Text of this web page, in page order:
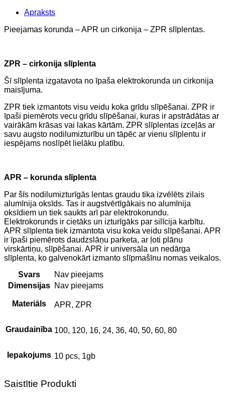
Apraksts
Pieejamas korunda – APR un cirkonija – ZPR slīplentas.
ZPR – cirkonija slīplenta
Šī slīplenta izgatavota no īpaša elektrokorunda un cirkonija
maisījuma.
ZPR tiek izmantots visu veidu koka grīdu slīpēšanai. ZPR ir
īpaši piemērots vecu grīdu slīpēšanai, kuras ir apstrādātas ar
vairākām krāsas vai lakas kārtām. ZPR slīplentas izceļās ar
savu augsto nodilumizturību un tāpēc ar vienu slīplentu ir
iespējams noslīpēt lielāku platību.
APR – korunda slīplenta
Par šīs nodilumizturīgās lentas graudu tika izvēlēts zilais
alumīnija oksīds. Tas ir augstvērtīgākais no alumīnija
oksīdiem un tiek saukts arī par elektrokorundu.
Elektrokorunds ir cietāks un izturīgāks par silīcija karbītu.
APR slīplenta tiek izmantota visu koka veidu slīpēšanai. APR
ir īpaši piemērots daudzslāņu parketa, ar ļoti plānu
virskārtiņu, slīpēšanai. APR ir universāla un nedārga
slīplenta, ko galvenokārt izmanto slīpmašīnu nomas veikalos.
Svars
Nav pieejams
Dimensijas
Nav pieejams
Materiāls APR, ZPR
Graudainība 100, 120, 16, 24, 36, 40, 50, 60, 80
Iepakojums 10 pcs, 1gb
Saistītie Produkti